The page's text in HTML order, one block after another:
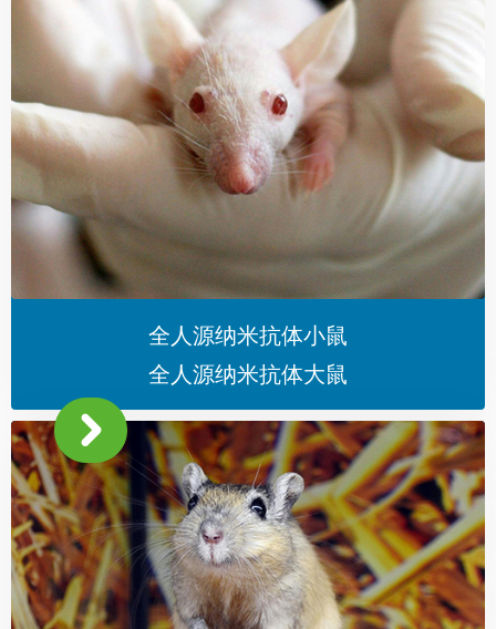
全人源纳米抗体小鼠
全人源纳米抗体大鼠
낑